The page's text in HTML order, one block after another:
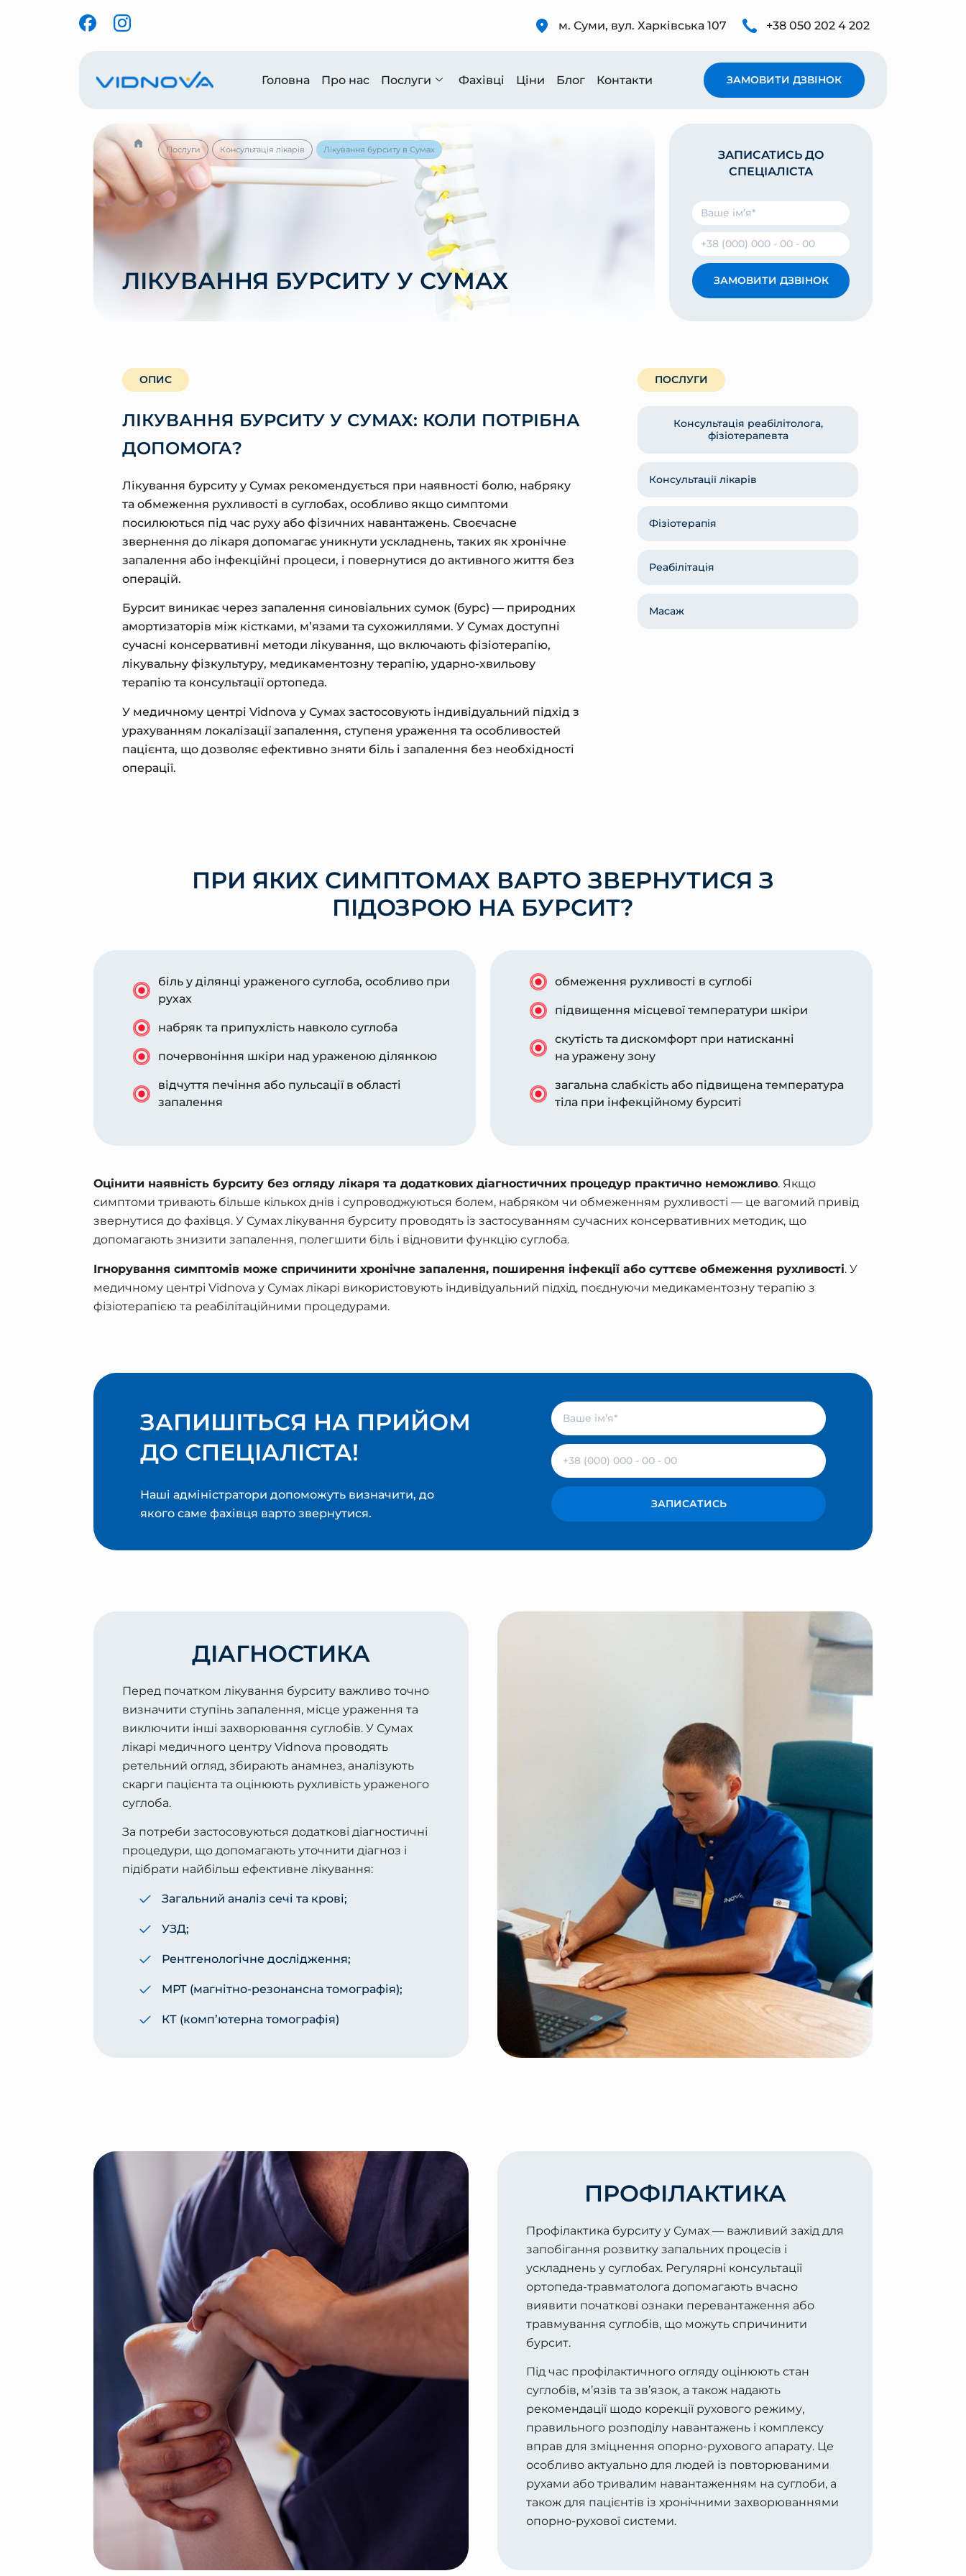
м. Суми, вул. Харківська 107 +38 050 202 4 202
Головна Про нас Послуги Фахівці Ціни Блог Контакти ЗАМОВИТИ ДЗВІНОК
Послуги Консультація лікарів Лікування бурситу в Сумах
ЛІКУВАННЯ БУРСИТУ У СУМАХ
ЗАПИСАТИСЬ ДО
СПЕЦІАЛІСТА
ЗАМОВИТИ ДЗВІНОК
ОПИС
ЛІКУВАННЯ БУРСИТУ У СУМАХ: КОЛИ ПОТРІБНА
ДОПОМОГА?
Лікування бурситу у Сумах рекомендується при наявності болю, набряку
та обмеження рухливості в суглобах, особливо якщо симптоми
посилюються під час руху або фізичних навантажень. Своєчасне
звернення до лікаря допомагає уникнути ускладнень, таких як хронічне
запалення або інфекційні процеси, і повернутися до активного життя без
операцій.
Бурсит виникає через запалення синовіальних сумок (бурс) — природних
амортизаторів між кістками, м’язами та сухожиллями. У Сумах доступні
сучасні консервативні методи лікування, що включають фізіотерапію,
лікувальну фізкультуру, медикаментозну терапію, ударно-хвильову
терапію та консультації ортопеда.
У медичному центрі Vidnova у Сумах застосовують індивідуальний підхід з
урахуванням локалізації запалення, ступеня ураження та особливостей
пацієнта, що дозволяє ефективно зняти біль і запалення без необхідності
операції.
ПОСЛУГИ
Консультація реабілітолога,
фізіотерапевта
Консультації лікарів
Фізіотерапія
Реабілітація
Масаж
ПРИ ЯКИХ СИМПТОМАХ ВАРТО ЗВЕРНУТИСЯ З
ПІДОЗРОЮ НА БУРСИТ?
біль у ділянці ураженого суглоба, особливо при
рухах
набряк та припухлість навколо суглоба
почервоніння шкіри над ураженою ділянкою
відчуття печіння або пульсації в області
запалення
обмеження рухливості в суглобі
підвищення місцевої температури шкіри
скутість та дискомфорт при натисканні
на уражену зону
загальна слабкість або підвищена температура
тіла при інфекційному бурситі
Оцінити наявність бурситу без огляду лікаря та додаткових діагностичних процедур практично неможливо. Якщо
симптоми тривають більше кількох днів і супроводжуються болем, набряком чи обмеженням рухливості — це вагомий привід
звернутися до фахівця. У Сумах лікування бурситу проводять із застосуванням сучасних консервативних методик, що
допомагають знизити запалення, полегшити біль і відновити функцію суглоба.
Ігнорування симптомів може спричинити хронічне запалення, поширення інфекції або суттєве обмеження рухливості. У
медичному центрі Vidnova у Сумах лікарі використовують індивідуальний підхід, поєднуючи медикаментозну терапію з
фізіотерапією та реабілітаційними процедурами.
ЗАПИШІТЬСЯ НА ПРИЙОМ
ДО СПЕЦІАЛІСТА!
Наші адміністратори допоможуть визначити, до
якого саме фахівця варто звернутися.
ЗАПИСАТИСЬ
ДІАГНОСТИКА
Перед початком лікування бурситу важливо точно
визначити ступінь запалення, місце ураження та
виключити інші захворювання суглобів. У Сумах
лікарі медичного центру Vidnova проводять
ретельний огляд, збирають анамнез, аналізують
скарги пацієнта та оцінюють рухливість ураженого
суглоба.
За потреби застосовуються додаткові діагностичні
процедури, що допомагають уточнити діагноз і
підібрати найбільш ефективне лікування:
Загальний аналіз сечі та крові;
УЗД;
Рентгенологічне дослідження;
МРТ (магнітно-резонансна томографія);
КТ (комп’ютерна томографія)
ПРОФІЛАКТИКА
Профілактика бурситу у Сумах — важливий захід для
запобігання розвитку запальних процесів і
ускладнень у суглобах. Регулярні консультації
ортопеда-травматолога допомагають вчасно
виявити початкові ознаки перевантаження або
травмування суглобів, що можуть спричинити
бурсит.
Під час профілактичного огляду оцінюють стан
суглобів, м’язів та зв’язок, а також надають
рекомендації щодо корекції рухового режиму,
правильного розподілу навантажень і комплексу
вправ для зміцнення опорно-рухового апарату. Це
особливо актуально для людей із повторюваними
рухами або тривалим навантаженням на суглоби, а
також для пацієнтів із хронічними захворюваннями
опорно-рухової системи.